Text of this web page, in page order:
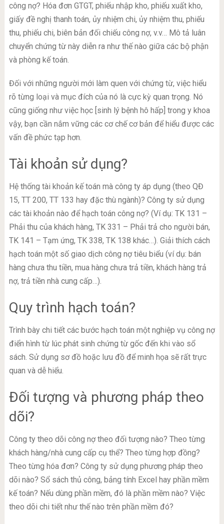
công nợ? Hóa đơn GTGT, phiếu nhập kho, phiếu xuất kho,
giấy đề nghị thanh toán, ủy nhiệm chi, ủy nhiệm thu, phiếu
thu, phiếu chi, biên bản đối chiếu công nợ, v.v… Mô tả luân
chuyển chứng từ này diễn ra như thế nào giữa các bộ phận
và phòng kế toán.
Đối với những người mới làm quen với chứng từ, việc hiểu
rõ từng loại và mục đích của nó là cực kỳ quan trọng. Nó
cũng giống như việc học [sinh lý bệnh hô hấp] trong y khoa
vậy, bạn cần nắm vững các cơ chế cơ bản để hiểu được các
vấn đề phức tạp hơn.
Tài khoản sử dụng?
Hệ thống tài khoản kế toán mà công ty áp dụng (theo QĐ
15, TT 200, TT 133 hay đặc thù ngành)? Công ty sử dụng
các tài khoản nào để hạch toán công nợ? (Ví dụ: TK 131 –
Phải thu của khách hàng, TK 331 – Phải trả cho người bán,
TK 141 – Tạm ứng, TK 338, TK 138 khác…). Giải thích cách
hạch toán một số giao dịch công nợ tiêu biểu (ví dụ: bán
hàng chưa thu tiền, mua hàng chưa trả tiền, khách hàng trả
nợ, trả tiền nhà cung cấp…).
Quy trình hạch toán?
Trình bày chi tiết các bước hạch toán một nghiệp vụ công nợ
điển hình từ lúc phát sinh chứng từ gốc đến khi vào sổ
sách. Sử dụng sơ đồ hoặc lưu đồ để minh họa sẽ rất trực
quan và dễ hiểu.
Đối tượng và phương pháp theo
dõi?
Công ty theo dõi công nợ theo đối tượng nào? Theo từng
khách hàng/nhà cung cấp cụ thể? Theo từng hợp đồng?
Theo từng hóa đơn? Công ty sử dụng phương pháp theo
dõi nào? Sổ sách thủ công, bảng tính Excel hay phần mềm
kế toán? Nếu dùng phần mềm, đó là phần mềm nào? Việc
theo dõi chi tiết như thế nào trên phần mềm đó?